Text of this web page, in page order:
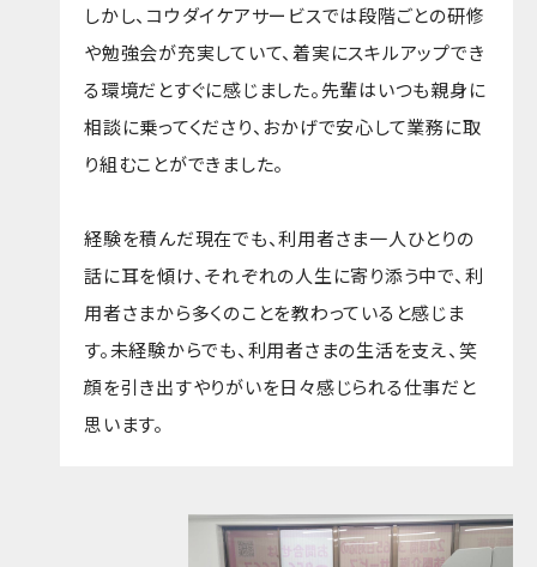
しかし、コウダイケアサービスでは段階ごとの研修
や勉強会が充実していて、着実にスキルアップでき
る環境だとすぐに感じました。先輩はいつも親身に
相談に乗ってくださり、おかげで安心して業務に取
り組むことができました。
経験を積んだ現在でも、利用者さま一人ひとりの
話に耳を傾け、それぞれの人生に寄り添う中で、利
用者さまから多くのことを教わっていると感じま
す。未経験からでも、利用者さまの生活を支え、笑
顔を引き出すやりがいを日々感じられる仕事だと
思います。